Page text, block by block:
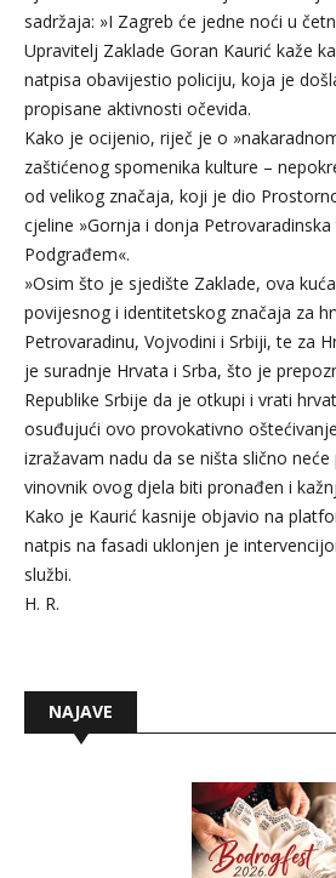
sadržaja: »I Zagreb će jedne noći u
Upravitelj Zaklade Goran Kaurić kaže
natpisa obavijestio policiju, koja je
propisane aktivnosti očevida.
Kako je ocijenio, riječ je o
zaštićenog spomenika kulture –
od velikog značaja, koji je dio
cjeline »Gornja i donja
Podgrađem«.
»Osim što je sjedište Zaklade, ova
povijesnog i identitetskog značaja za
Petrovaradinu, Vojvodini i Srbiji, te za
je suradnje Hrvata i Srba, što je
Republike Srbije da je otkupi i vrati
osuđujući ovo provokativno
izražavam nadu da se ništa slično
vinovnik ovog djela biti pronađen i
Kako je Kaurić kasnije objavio na
natpis na fasadi uklonjen je
službi.
H. R.
NAJAVE